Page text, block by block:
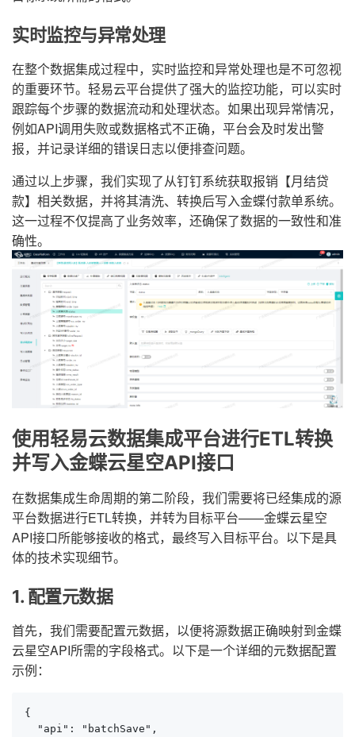
实时监控与异常处理
在整个数据集成过程中，实时监控和异常处理也是不可忽视
的重要环节。轻易云平台提供了强大的监控功能，可以实时
跟踪每个步骤的数据流动和处理状态。如果出现异常情况，
例如API调用失败或数据格式不正确，平台会及时发出警
报，并记录详细的错误日志以便排查问题。
通过以上步骤，我们实现了从钉钉系统获取报销【月结贷
款】相关数据，并将其清洗、转换后写入金蝶付款单系统。
这一过程不仅提高了业务效率，还确保了数据的一致性和准
确性。
使用轻易云数据集成平台进行ETL转换
并写入金蝶云星空API接口
在数据集成生命周期的第二阶段，我们需要将已经集成的源
平台数据进行ETL转换，并转为目标平台——金蝶云星空
API接口所能够接收的格式，最终写入目标平台。以下是具
体的技术实现细节。
1. 配置元数据
首先，我们需要配置元数据，以便将源数据正确映射到金蝶
云星空API所需的字段格式。以下是一个详细的元数据配置
示例：
{
  "api": "batchSave",